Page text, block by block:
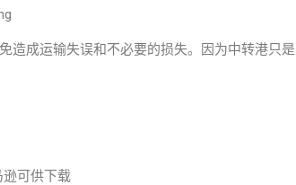
造成运输失误和不必要的损失。因为中转港只是
可供下载